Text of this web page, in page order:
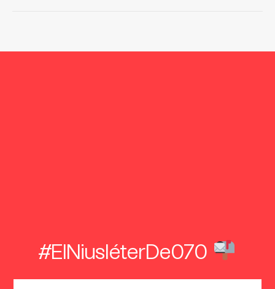
#ElNiusléterDe070